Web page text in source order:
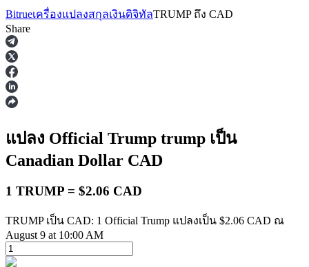
ฟิวเจอร์ส
Bitrueเครื่องแปลงสกุลเงินดิจิทัลTRUMP ถึง CAD
Share
แปลง Official Trump trump เป็น
Canadian Dollar CAD
1 TRUMP = $2.06 CAD
TRUMP เป็น CAD: 1 Official Trump แปลงเป็น $2.06 CAD ณ
August 9 at 10:00 AM